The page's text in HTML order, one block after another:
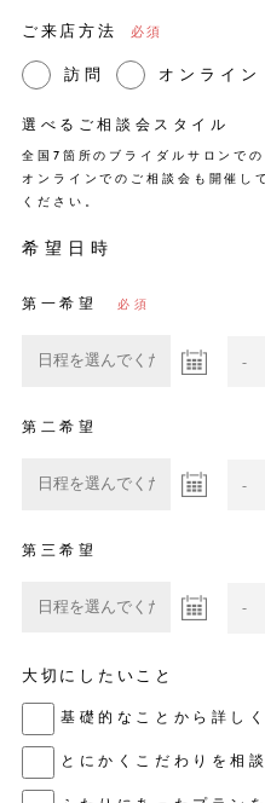
ご来店方法
訪問 オンライン
選べるご相談会スタイル
全国7箇所のブライダルサロンで
オンラインでのご相談会も開催し
ください。
希望日時
第一希望
第二希望
第三希望
大切にしたいこと
基礎的なことから詳し
とにかくこだわりを相